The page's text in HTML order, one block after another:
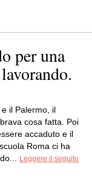
per una
il Palermo, il
cosa fatta. Poi
accaduto e il
Roma ci ha
Leggere il seguito